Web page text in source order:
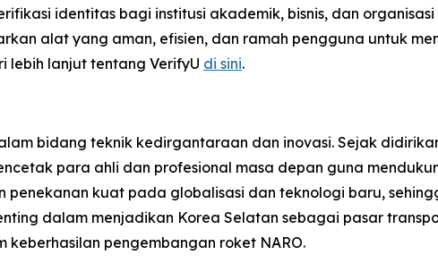
identitas bagi institusi akademik, bisnis, dan
alat yang aman, efisien, dan ramah pengguna untuk
lebih lanjut tentang VerifyU di sini.
bidang teknik kedirgantaraan dan inovasi. Sejak
para ahli dan profesional masa depan guna
penekanan kuat pada globalisasi dan teknologi baru,
dalam menjadikan Korea Selatan sebagai pasar
pengembangan roket NARO.